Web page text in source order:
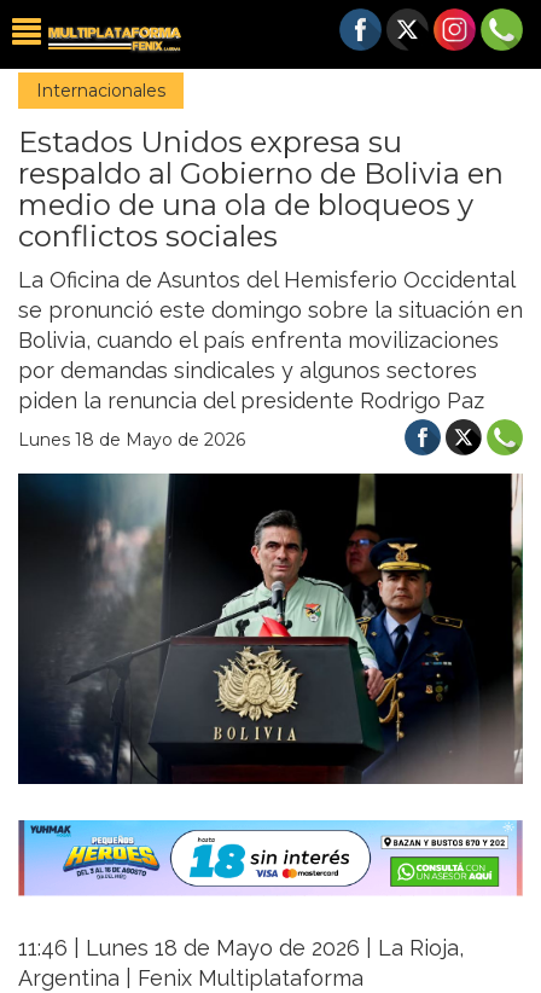
Internacionales
Estados Unidos expresa su
respaldo al Gobierno de Bolivia en
medio de una ola de bloqueos y
conflictos sociales
La Oficina de Asuntos del Hemisferio Occidental
se pronunció este domingo sobre la situación en
Bolivia, cuando el país enfrenta movilizaciones
por demandas sindicales y algunos sectores
piden la renuncia del presidente Rodrigo Paz
Lunes 18 de Mayo de 2026
11:46 | Lunes 18 de Mayo de 2026 | La Rioja,
Argentina | Fenix Multiplataforma